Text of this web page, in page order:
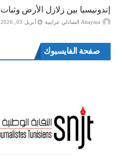
إندونيسيا بين زلازل الأرض وثبات
Attayma الشاذلي عرايبية أبريل 03, 2026
صفحة الفايسبوك